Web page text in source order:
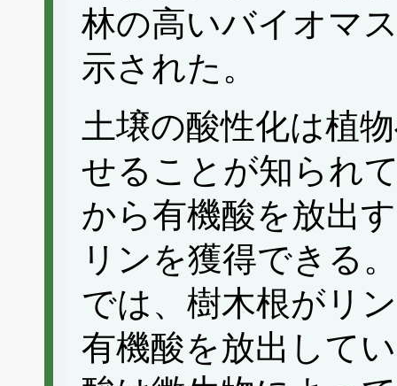
林の高いバイオマ
示された。
土壌の酸性化は植
せることが知られ
から有機酸を放出
リンを獲得できる
では、樹木根がリ
有機酸を放出して